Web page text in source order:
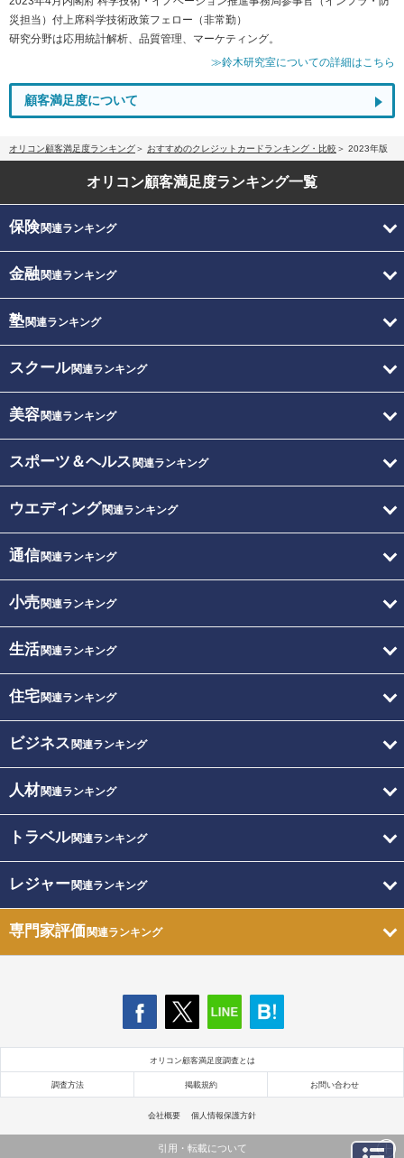
災担当）付上席科学技術政策フェロー（非常勤）
研究分野は応用統計解析、品質管理、マーケティング。
≫鈴木研究室についての詳細はこちら
顧客満足度について
オリコン顧客満足度ランキング おすすめのクレジットカードランキング・比較 2023年版
オリコン顧客満足度ランキング一覧
保険関連ランキング
金融関連ランキング
塾関連ランキング
スクール関連ランキング
美容関連ランキング
スポーツ＆ヘルス 関連ランキング
ウエディング関連ランキング
通信関連ランキング
小売関連ランキング
生活関連ランキング
住宅関連ランキング
ビジネス 関連ランキング
人材関連ランキング
トラベル関連ランキング
レジャー関連ランキング
専門家評価関連ランキング
オリコン顧客満足度調査とは
調査方法 掲載規約 お問い合わせ
会社概要 個人情報保護方針
引用・転載について